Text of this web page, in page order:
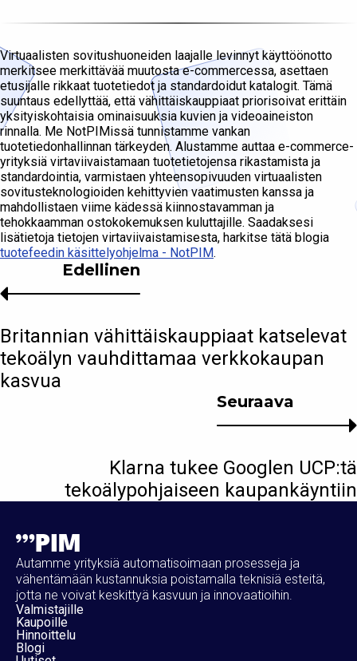
Virtuaalisten sovitushuoneiden laajalle levinnyt käyttöönotto
merkitsee merkittävää muutosta e-commercessa, asettaen
etusijalle rikkaat tuotetiedot ja standardoidut katalogit. Tämä
suuntaus edellyttää, että vähittäiskauppiaat priorisoivat erittäin
yksityiskohtaisia ominaisuuksia kuvien ja videoaineiston
rinnalla. Me NotPIMissä tunnistamme vankan
tuotetiedonhallinnan tärkeyden. Alustamme auttaa e-commerce-
yrityksiä virtaviivaistamaan tuotetietojensa rikastamista ja
standardointia, varmistaen yhteensopivuuden virtuaalisten
sovitusteknologioiden kehittyvien vaatimusten kanssa ja
mahdollistaen viime kädessä kiinnostavamman ja
tehokkaamman ostokokemuksen kuluttajille. Saadaksesi
lisätietoja tietojen virtaviivaistamisesta, harkitse tätä blogia
tuotefeedin käsittelyohjelma - NotPIM.
Seuraava
Klarna tukee Googlen UCP:tä
tekoälypohjaiseen kaupankäyntiin
Edellinen
Britannian vähittäiskauppiaat katselevat
tekoälyn vauhdittamaa verkkokaupan
kasvua
Autamme yrityksiä automatisoimaan prosesseja ja
vähentämään kustannuksia poistamalla teknisiä esteitä,
jotta ne voivat keskittyä kasvuun ja innovaatioihin.
Valmistajille
Kaupoille
Hinnoittelu
Blogi